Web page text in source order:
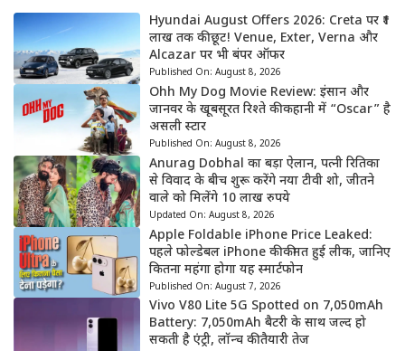
Hyundai August Offers 2026: Creta पर ₹1
लाख तक की छूट! Venue, Exter, Verna और
Alcazar पर भी बंपर ऑफर
Published On: August 8, 2026
Ohh My Dog Movie Review: इंसान और
जानवर के खूबसूरत रिश्ते की कहानी में “Oscar” है
असली स्टार
Published On: August 8, 2026
Anurag Dobhal का बड़ा ऐलान, पत्नी रितिका
से विवाद के बीच शुरू करेंगे नया टीवी शो, जीतने
वाले को मिलेंगे 10 लाख रुपये
Updated On: August 8, 2026
Apple Foldable iPhone Price Leaked:
पहले फोल्डेबल iPhone की कीमत हुई लीक, जानिए
कितना महंगा होगा यह स्मार्टफोन
Published On: August 7, 2026
Vivo V80 Lite 5G Spotted on 7,050mAh
Battery: 7,050mAh बैटरी के साथ जल्द हो
सकती है एंट्री, लॉन्च की तैयारी तेज